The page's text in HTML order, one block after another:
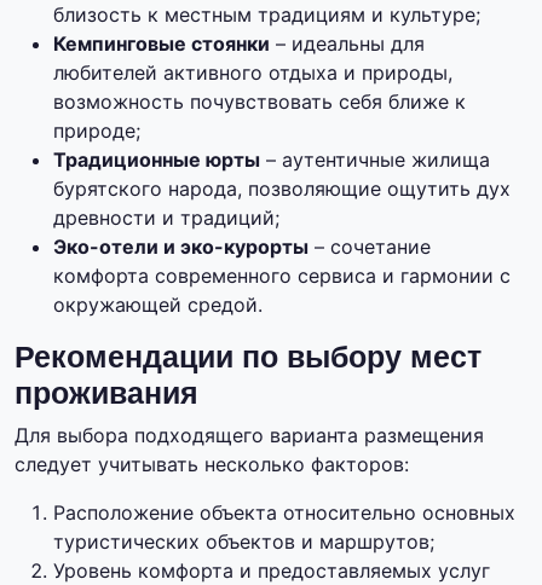
близость к местным традициям и культуре;
Кемпинговые стоянки – идеальны для
любителей активного отдыха и природы,
возможность почувствовать себя ближе к
природе;
Традиционные юрты – аутентичные жилища
бурятского народа, позволяющие ощутить дух
древности и традиций;
Эко-отели и эко-курорты – сочетание
комфорта современного сервиса и гармонии с
окружающей средой.
Рекомендации по выбору мест
проживания
Для выбора подходящего варианта размещения
следует учитывать несколько факторов:
Расположение объекта относительно основных
туристических объектов и маршрутов;
Уровень комфорта и предоставляемых услуг